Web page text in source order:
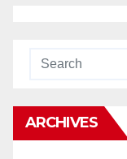
ARCHIVES